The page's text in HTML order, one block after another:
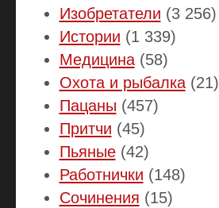
Изобретатели (3 256)
Истории (1 339)
Медицина(58)
Охота и рыбалка(21)
Пацаны (457)
Притчи (45)
Пьяные(42)
Работнички (148)
Сочинения (15)